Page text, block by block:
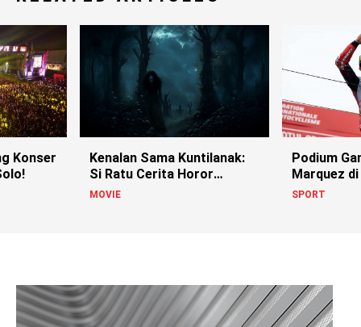
Konser
Kenalan Sama Kuntilanak:
Si Ratu Cerita Horor
Indonesia!
MOVIE
Podium
Marquez
SPORT